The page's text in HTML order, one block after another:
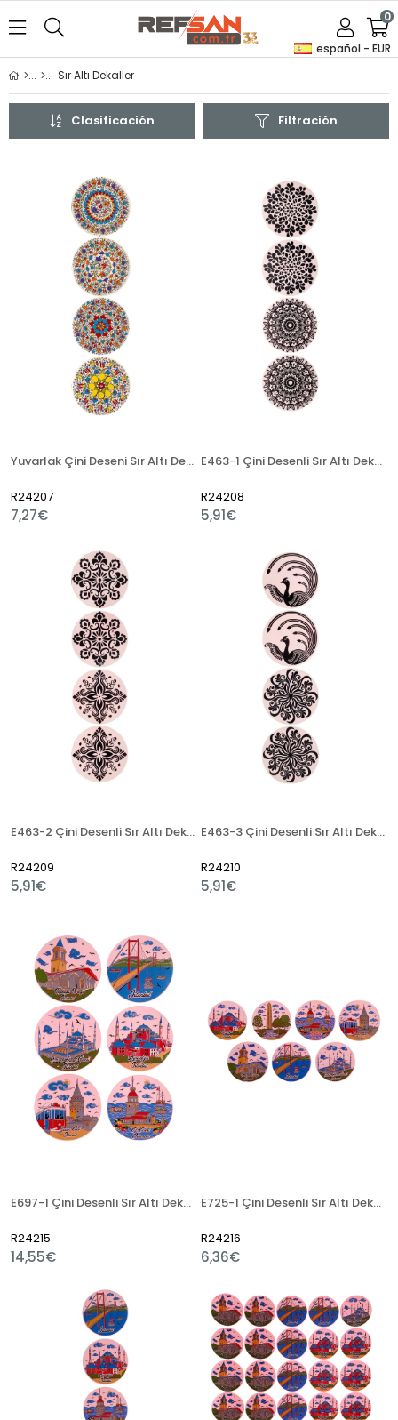
español - EUR
0
Sır Altı Dekaller
Filtración
Clasificación
Yuvarlak Çini Deseni Sır Altı Dekal E262-1
R24207
7,27€
E463-1 Çini Desenli Sır Altı Dekal 13x50 cm
R24208
5,91€
E463-2 Çini Desenli Sır Altı Dekal 13x50 cm
R24209
5,91€
E463-3 Çini Desenli Sır Altı Dekal 13x50 cm
R24210
5,91€
E697-1 Çini Desenli Sır Altı Dekal 32x50 cm
R24215
14,55€
E725-1 Çini Desenli Sır Altı Dekal 10x70 cm
R24216
6,36€